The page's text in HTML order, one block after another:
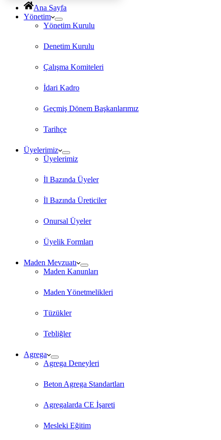
Ana Sayfa
Yönetim
Yönetim Kurulu
Denetim Kurulu
Çalışma Komiteleri
İdari Kadro
Geçmiş Dönem Başkanlarımız
Tarihçe
Üyelerimiz
Üyelerimiz
İl Bazında Üyeler
İl Bazında Üreticiler
Onursal Üyeler
Üyelik Formları
Maden Mevzuatı
Maden Kanunları
Maden Yönetmelikleri
Tüzükler
Tebliğler
Agrega
Agrega Deneyleri
Beton Agrega Standartları
Agregalarda CE İşareti
Mesleki Eğitim